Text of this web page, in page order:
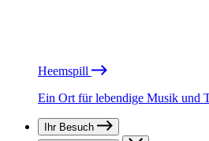
Heemspill
Ein Ort für lebendige Musik und
Ihr Besuch